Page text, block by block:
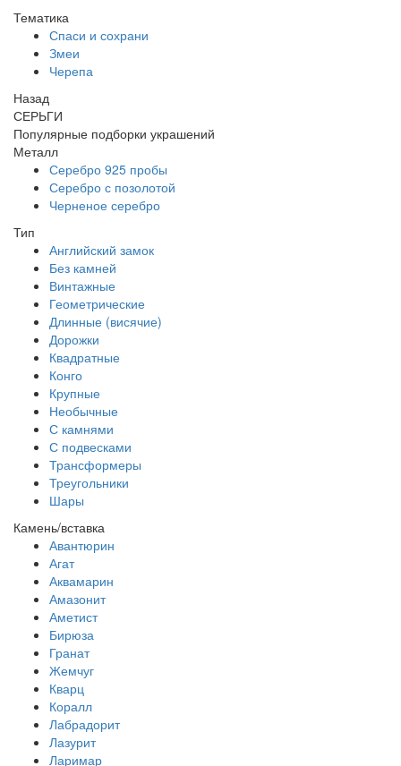
Тематика
Спаси и сохрани
Змеи
Черепа
Назад
СЕРЬГИ
Популярные подборки украшений
Металл
Серебро 925 пробы
Серебро с позолотой
Черненое серебро
Тип
Английский замок
Без камней
Винтажные
Геометрические
Длинные (висячие)
Дорожки
Квадратные
Конго
Крупные
Необычные
С камнями
С подвесками
Трансформеры
Треугольники
Шары
Камень/вставка
Авантюрин
Агат
Аквамарин
Амазонит
Аметист
Бирюза
Гранат
Жемчуг
Кварц
Коралл
Лабрадорит
Лазурит
Ларимар